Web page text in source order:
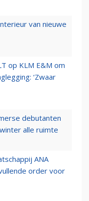
van nieuwe
op KLM E&M om
‘Zwaar
debutanten
alle ruimte
ANA
order voor